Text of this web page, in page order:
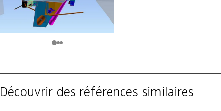
Découvrir des références similaires